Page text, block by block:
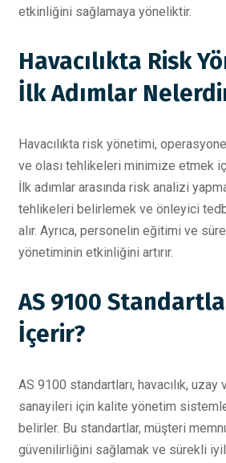
etkinliğini sağlamaya yöneliktir.
Havacılıkta Risk
İlk Adımlar
Havacılıkta risk yönetimi,
ve olası tehlikeleri minimize etmek
İlk adımlar arasında risk analizi
tehlikeleri belirlemek ve önleyici
alır. Ayrıca, personelin eğitimi ve
yönetiminin etkinliğini artırır.
AS 9100
İçerir?
AS 9100 standartları, havacılık, uzay
sanayileri için kalite yönetim
belirler. Bu standartlar, müşteri
güvenilirliğini sağlamak ve sürekli